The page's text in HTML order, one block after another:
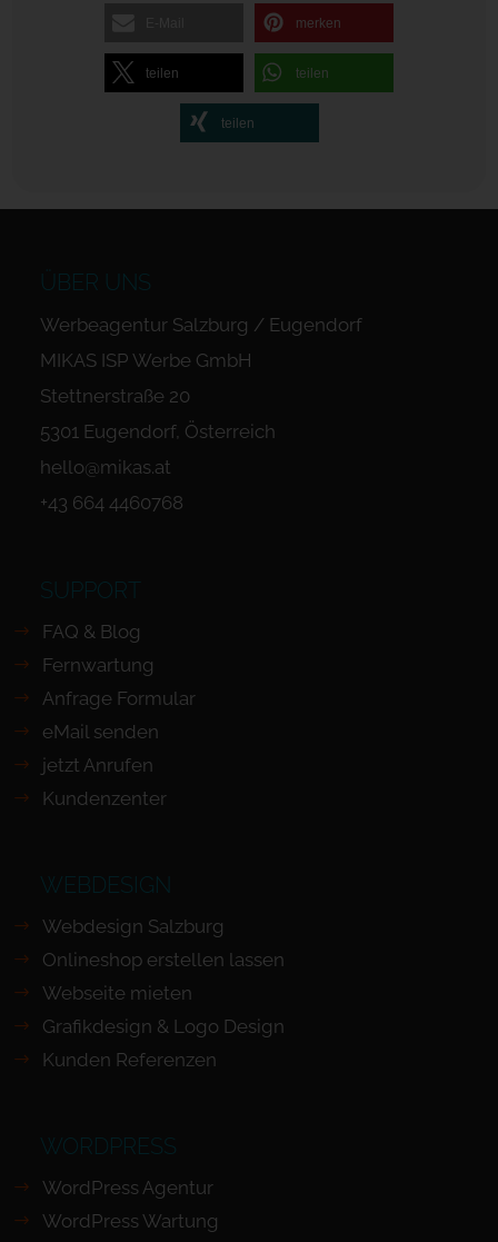
merken
teilen teilen
teilen
ÜBER UNS
Werbeagentur Salzburg / Eugendorf
MIKAS ISP Werbe GmbH
Stettnerstraße 20
5301 Eugendorf, Österreich
hello@mikas.at
+43 664 4460768
SUPPORT
FAQ & Blog
Fernwartung
Anfrage Formular
eMail senden
jetzt Anrufen
Kundenzenter
WEBDESIGN
Webdesign Salzburg
Onlineshop erstellen lassen
Webseite mieten
Grafikdesign & Logo Design
Kunden Referenzen
WORDPRESS
WordPress Agentur
WordPress Wartung